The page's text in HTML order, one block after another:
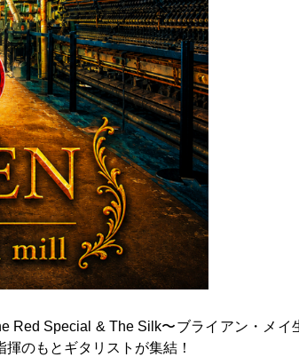
Red Special & The Silk〜ブライアン・メイ
のもとギタリストが集結！